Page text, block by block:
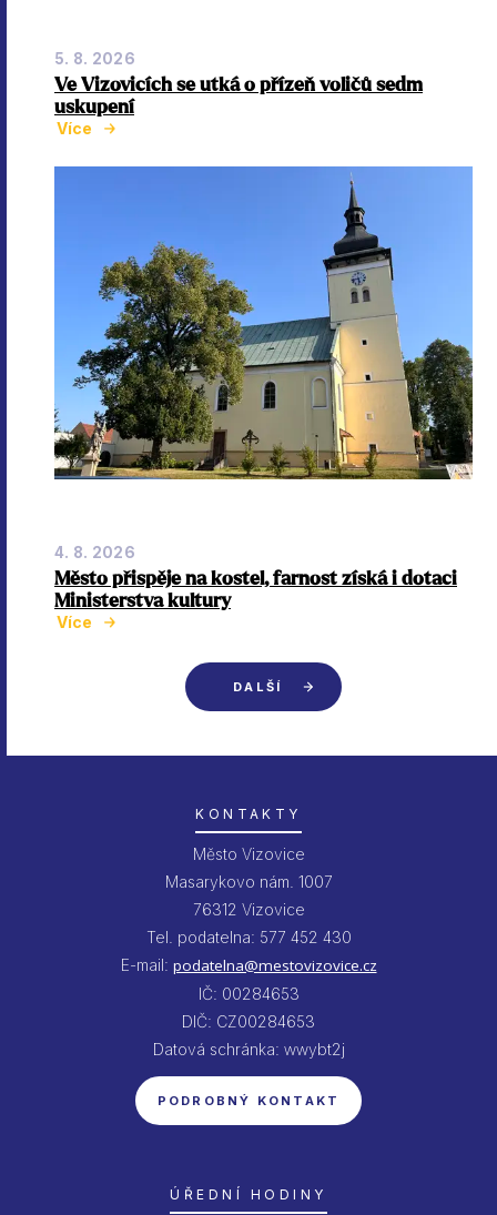
5. 8. 2026
Ve Vizovicích se utká o přízeň voličů sedm
uskupení
Více
4. 8. 2026
Město přispěje na kostel, farnost získá i dotaci
Ministerstva kultury
Více
DALŠÍ
KONTAKTY
Město Vizovice
Masarykovo nám. 1007
76312 Vizovice
Tel. podatelna: 577 452 430
E-mail: podatelna@mestovizovice.cz
IČ: 00284653
DIČ: CZ00284653
Datová schránka: wwybt2j
PODROBNÝ KONTAKT
ÚŘEDNÍ HODINY